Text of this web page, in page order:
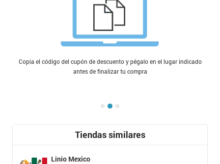
Copia el código del cupón de descuento y pégalo en el lugar indicado
antes de finalizar tu compra
Tiendas similares
Linio Mexico